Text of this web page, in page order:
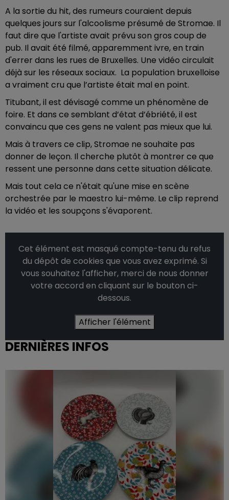
A la sortie du hit, des rumeurs couraient depuis
quelques jours sur l'alcoolisme présumé de Stromae. Il
faut dire que l'artiste avait prévu son gros coup de
pub. Il avait été filmé, apparemment ivre, en train
d'errer dans les rues de Bruxelles. Une vidéo circulait
déjà sur les réseaux sociaux. La population bruxelloise
a vraiment cru que l’artiste était mal en point.
Titubant, il est dévisagé comme un phénomène de
foire. Et dans ce semblant d’état d’ébriété, il est
convaincu que ces gens ne valent pas mieux que lui.
Mais à travers ce clip, Stromae ne souhaite pas
donner de leçon. Il cherche plutôt à montrer ce que
ressent une personne dans cette situation délicate.
Mais tout cela ce n'était qu'une mise en scène
orchestrée par le maestro lui-même. Le clip reprend
la vidéo et les soupçons s'évaporent.
Cet élément est masqué compte-tenu du refus
du dépôt de cookies que vous avez exprimé. Si
vous souhaitez l'afficher, merci de nous donner
votre accord en cliquant sur le bouton ci-
dessous.
Afficher l'élément
DERNIÈRES INFOS